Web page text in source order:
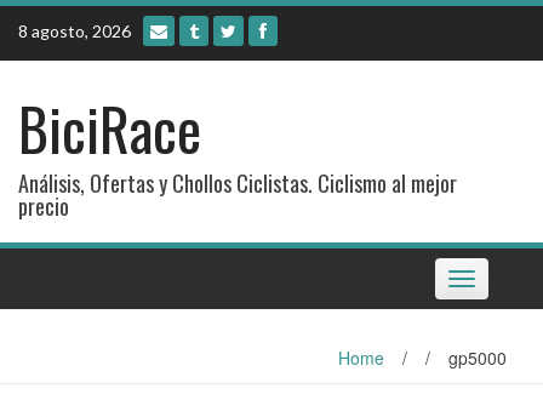
Skip
content
8 agosto, 2026
BiciRace
Análisis, Ofertas y Chollos Ciclistas. Ciclismo al mejor
precio
Toggle
navigation
Home / / gp5000